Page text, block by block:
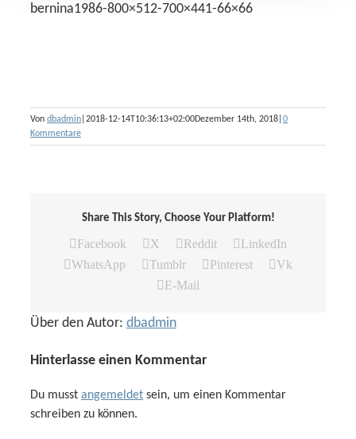
bernina1986-800×512-700×441-66×66
Von dbadmin 2018-12-14T10:36:13+02:00Dezember 14th, 2018 0
Kommentare
Share This Story, Choose Your Platform!
Facebook X Reddit
LinkedIn
WhatsApp
Tumblr Pinterest
Vk
E-Mail
Über den Autor: dbadmin
Hinterlasse einen Kommentar
Du musst angemeldet sein, um einen Kommentar
schreiben zu können.